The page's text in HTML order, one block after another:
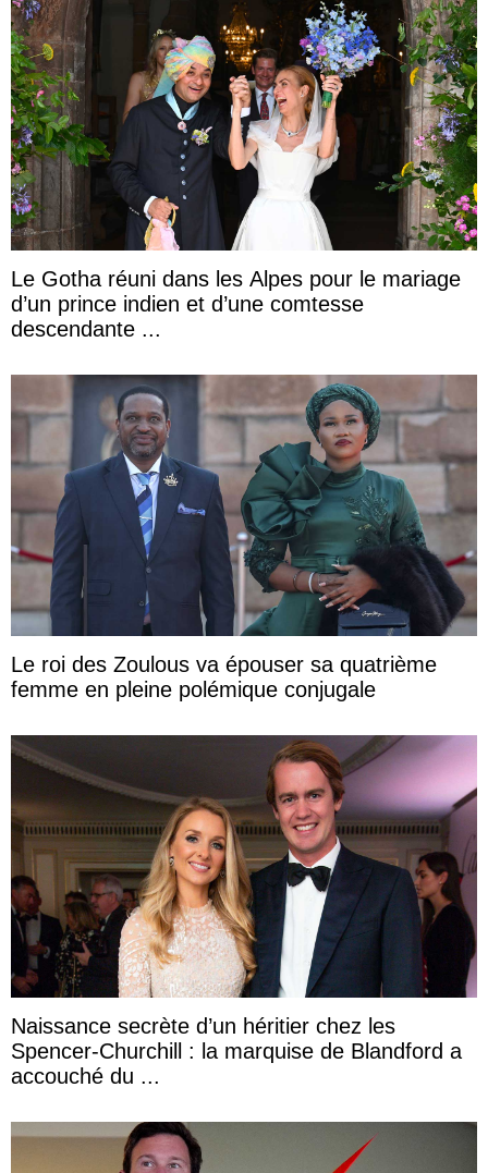
Le Gotha réuni dans les Alpes pour le mariage
d’un prince indien et d’une comtesse
descendante ...
Le roi des Zoulous va épouser sa quatrième
femme en pleine polémique conjugale
Naissance secrète d’un héritier chez les
Spencer-Churchill : la marquise de Blandford a
accouché du ...